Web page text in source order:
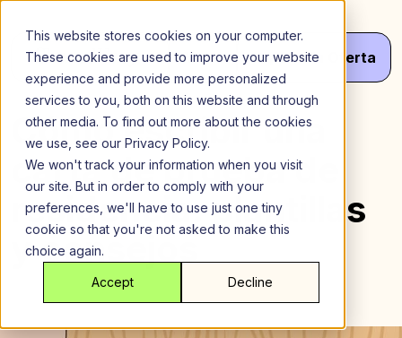
This website stores cookies on your computer.
These cookies are used to improve your website
experience and provide more personalized
services to you, both on this website and through
other media. To find out more about the cookies
we use, see our Privacy Policy.
We won't track your information when you visit
our site. But in order to comply with your
preferences, we'll have to use just one tiny
cookie so that you're not asked to make this
choice again.
Accept Decline
Saltar
contenido
Menú
¡HazTu Oferta
Cómo escribir una
carta de prueba de
residencia: plantillas
y consejos